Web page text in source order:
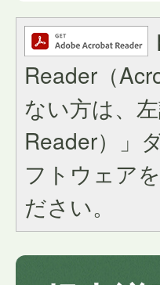
Reader（
ない方は、
Reader）」
フトウェア
ださい。